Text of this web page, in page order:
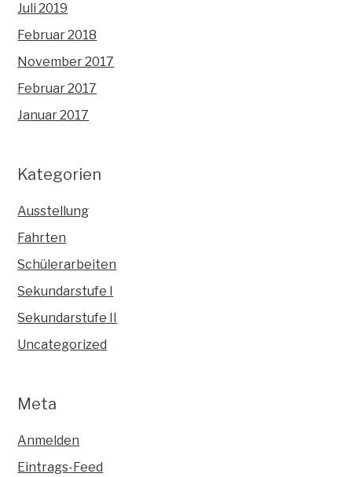
Juli 2019
Februar 2018
November 2017
Februar 2017
Januar 2017
Kategorien
Ausstellung
Fahrten
Schülerarbeiten
Sekundarstufe I
Sekundarstufe II
Uncategorized
Meta
Anmelden
Eintrags-Feed